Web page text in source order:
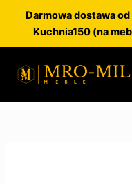
Darmowa dostawa od
Kuchnia150 (na